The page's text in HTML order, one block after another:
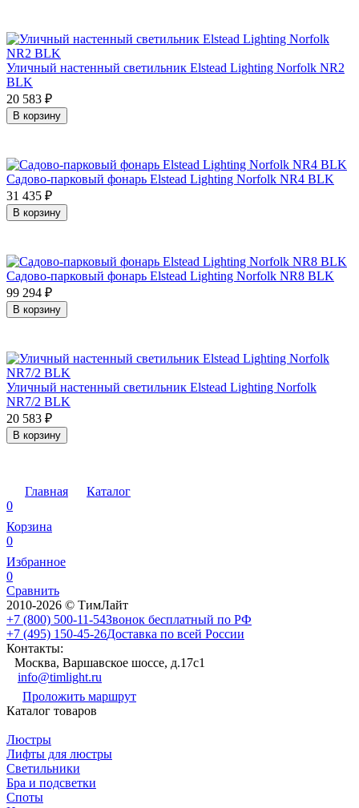
Уличный настенный светильник Elstead Lighting Norfolk NR2
BLK
20 583 ₽
В корзину
Садово-парковый фонарь Elstead Lighting Norfolk NR4 BLK
31 435 ₽
В корзину
Садово-парковый фонарь Elstead Lighting Norfolk NR8 BLK
99 294 ₽
В корзину
Уличный настенный светильник Elstead Lighting Norfolk
NR7/2 BLK
20 583 ₽
В корзину
Главная
Каталог
0
Корзина
0
Избранное
0
Сравнить
2010-2026 © ТимЛайт
+7 (800) 500-11-54Звонок бесплатный по РФ
+7 (495) 150-45-26Доставка по всей России
Контакты:
Москва, Варшавское шоссе, д.17c1
info@timlight.ru
Проложить маршрут
Каталог товаров
Люстры
Лифты для люстры
Светильники
Бра и подсветки
Споты